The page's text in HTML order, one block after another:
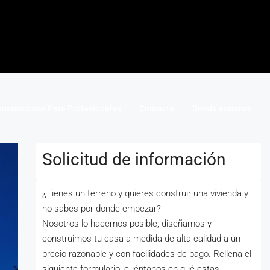
Solicitud de información
¿Tienes un terreno y quieres construir una vivienda y
no sabes por donde empezar?
Nosotros lo hacemos posible, diseñamos y
construimos tu casa a medida de alta calidad a un
precio razonable y con facilidades de pago. Rellena el